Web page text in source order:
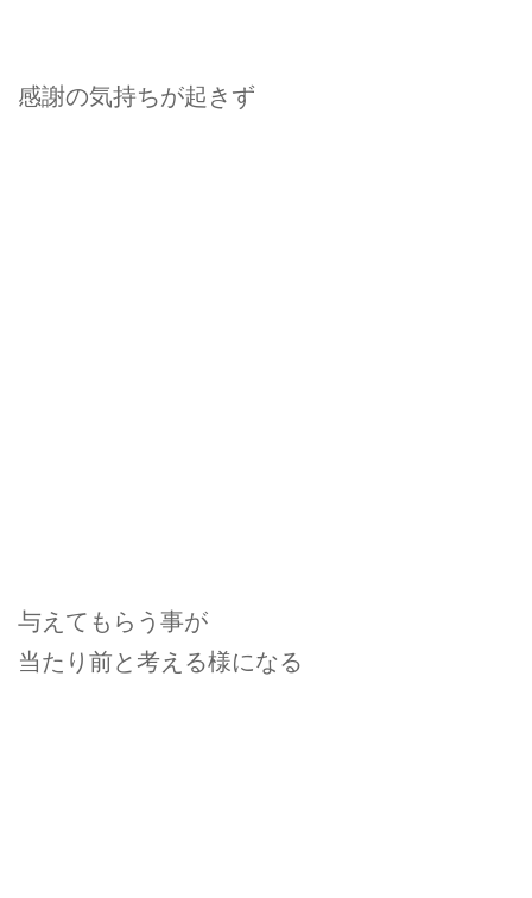
感謝の気持ちが起きず
与えてもらう事が
当たり前と考える様になる